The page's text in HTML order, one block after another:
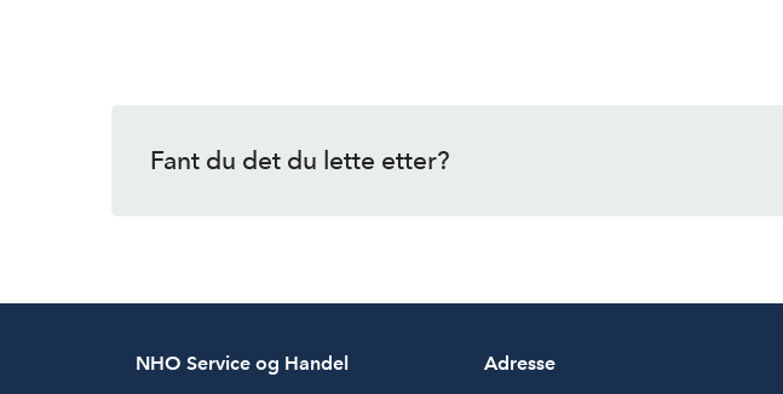
Fant du det du lette etter?
NHO Service og Handel Adresse